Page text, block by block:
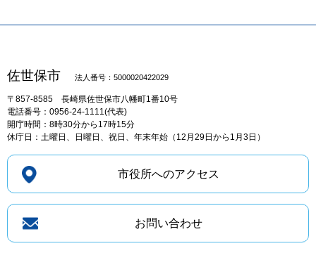
佐世保市 法人番号：5000020422029
〒857-8585 長崎県佐世保市八幡町1番10号
電話番号：0956-24-1111(代表)
開庁時間：8時30分から17時15分
休庁日：土曜日、日曜日、祝日、年末年始（12月29日から1月3日）
市役所へのアクセス
お問い合わせ